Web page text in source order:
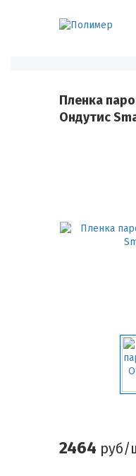
Пленка
Ондутис
2464 руб/